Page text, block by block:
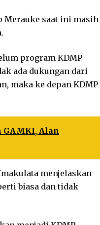
Merauke saat ini masih
program KDMP
ada dukungan dari
maka ke depan KDMP
GAMKI, Alan
menjelaskan
biasa dan tidak